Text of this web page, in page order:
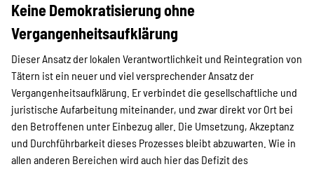
Keine Demokratisierung ohne
Vergangenheitsaufklärung
Dieser Ansatz der lokalen Verantwortlichkeit und Reintegration von
Tätern ist ein neuer und viel versprechender Ansatz der
Vergangenheitsaufklärung. Er verbindet die gesellschaftliche und
juristische Aufarbeitung miteinander, und zwar direkt vor Ort bei
den Betroffenen unter Einbezug aller. Die Umsetzung, Akzeptanz
und Durchführbarkeit dieses Prozesses bleibt abzuwarten. Wie in
allen anderen Bereichen wird auch hier das Defizit des